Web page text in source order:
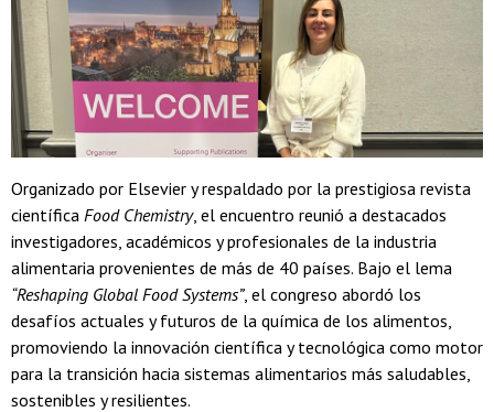
Organizado por Elsevier y respaldado por la prestigiosa revista
científica Food Chemistry, el encuentro reunió a destacados
investigadores, académicos y profesionales de la industria
alimentaria provenientes de más de 40 países. Bajo el lema
“Reshaping Global Food Systems”, el congreso abordó los
desafíos actuales y futuros de la química de los alimentos,
promoviendo la innovación científica y tecnológica como motor
para la transición hacia sistemas alimentarios más saludables,
sostenibles y resilientes.